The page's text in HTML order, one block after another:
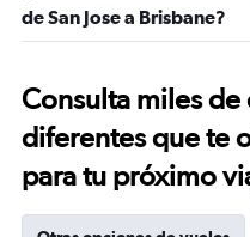
de San Jose a Brisbane?
Consulta miles
diferentes que te
para tu próximo